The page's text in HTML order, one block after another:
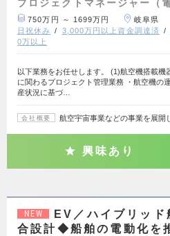
プロジェクトマネージャー（
750万円 ～ 1699万円 岐阜県
日祝休み
3,000万円以上資金調達済
0万以上
以下業務をお任せします。 (1)航空機搭載機
に関わるプロジェクト管理業務 ・航空機の
産状況に基づ…
会社概要 航空宇宙事業などの事業を展開
興味あり
NEW
EV／ハイブリッ
合設計◆船舶の電動化を